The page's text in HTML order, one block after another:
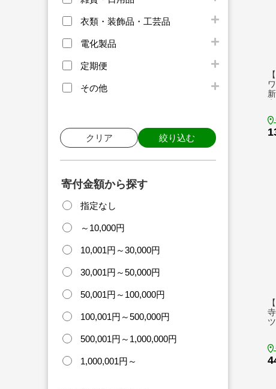
衣類・装飾品・工芸品
電化製品
定期便
その他
クリア 絞り込む
寄付金額から探す
指定なし
～10,000円
10,001円～30,000円
30,001円～50,000円
50,001円～100,000円
100,001円～500,000円
500,001円～1,000,000円
1,000,001円～